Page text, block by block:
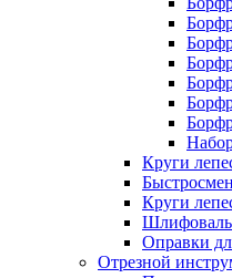
Круги
Круги
Оправки
Отрезной